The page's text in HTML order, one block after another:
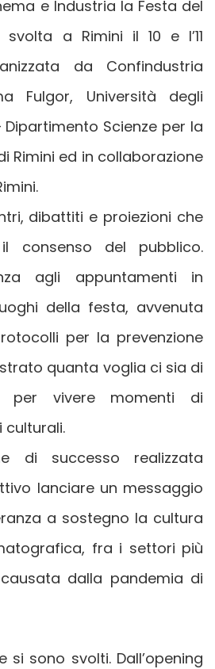
e Industria la Festa del
a Rimini il 10 e l’11
da Confindustria
Fulgor, Università degli
Scienze per la
Rimini ed in collaborazione
dibattiti e proiezioni che
consenso del pubblico.
agli appuntamenti in
della festa, avvenuta
per la prevenzione
quanta voglia ci sia di
per vivere momenti di
culturali.
di successo realizzata
lanciare un messaggio
a sostegno la cultura
fra i settori più
dalla pandemia di
si sono svolti. Dall’opening